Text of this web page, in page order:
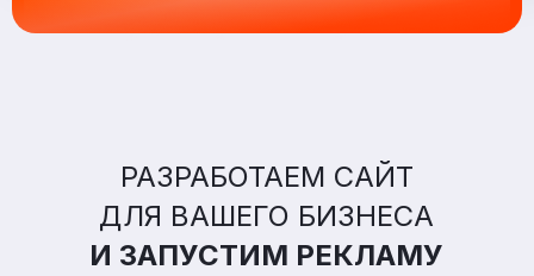
РАЗРАБОТАЕМ САЙТ
ДЛЯ ВАШЕГО БИЗНЕСА
И ЗАПУСТИМ РЕКЛАМУ